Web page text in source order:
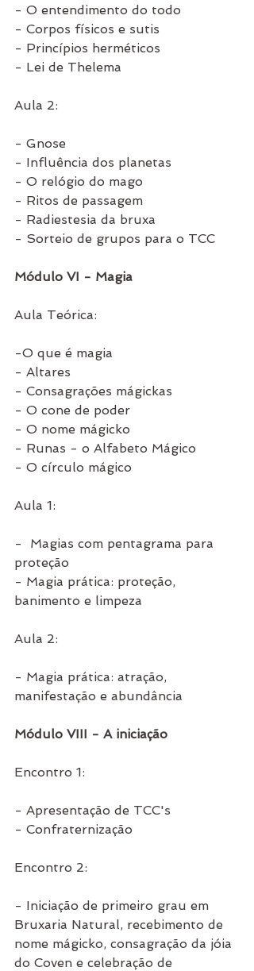
- O entendimento do todo
- Corpos físicos e sutis
- Princípios herméticos
- Lei de Thelema
Aula 2:
- Gnose
- Influência dos planetas
- O relógio do mago
- Ritos de passagem
- Radiestesia da bruxa
- Sorteio de grupos para o TCC
Módulo VI - Magia
Aula Teórica:
-O que é magia
- Altares
- Consagrações mágickas
- O cone de poder
- O nome mágicko
- Runas - o Alfabeto Mágico
- O círculo mágico
Aula 1:
-  Magias com pentagrama para
proteção
- Magia prática: proteção,
banimento e limpeza
Aula 2:
- Magia prática: atração,
manifestação e abundância
Módulo VIII - A iniciação
Encontro 1:
- Apresentação de TCC's
- Confraternização
Encontro 2:
- Iniciação de primeiro grau em
Bruxaria Natural, recebimento de
nome mágicko, consagração da jóia
do Coven e celebração de